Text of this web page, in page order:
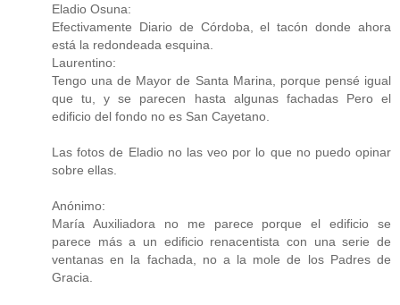
Eladio Osuna:
Efectivamente Diario de Córdoba, el tacón donde ahora
está la redondeada esquina.
Laurentino:
Tengo una de Mayor de Santa Marina, porque pensé igual
que tu, y se parecen hasta algunas fachadas Pero el
edificio del fondo no es San Cayetano.
Las fotos de Eladio no las veo por lo que no puedo opinar
sobre ellas.
Anónimo:
María Auxiliadora no me parece porque el edificio se
parece más a un edificio renacentista con una serie de
ventanas en la fachada, no a la mole de los Padres de
Gracia.